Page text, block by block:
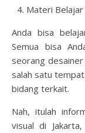
Materi
Anda bisa
Semua bisa
seorang
salah satu
bidang terkait.
Nah, itulah
visual di Jakarta,